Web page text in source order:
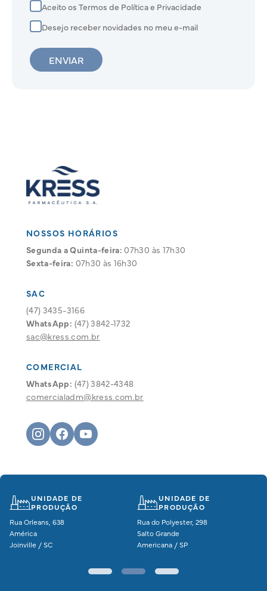
Aceito os Termos de Política e Privacidade
Desejo receber novidades no meu e-mail
ENVIAR
NOSSOS HORÁRIOS
Segunda a Quinta-feira: 07h30 às 17h30
Sexta-feira: 07h30 às 16h30
SAC
(47) 3435-3166
WhatsApp: (47) 3842-1732
sac@kress.com.br
COMERCIAL
WhatsApp: (47) 3842-4348
comercialadm@kress.com.br
UNIDADE DE
PRODUÇÃO
Rua Orleans, 638
América
Joinville / SC
UNIDADE DE
PRODUÇÃO
Rua do Polyester, 298
Salto Grande
Americana / SP